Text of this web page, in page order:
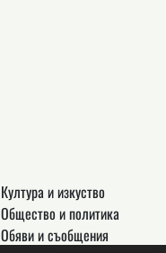
Култура и изкуство
Общество и политика
Обяви и съобщения